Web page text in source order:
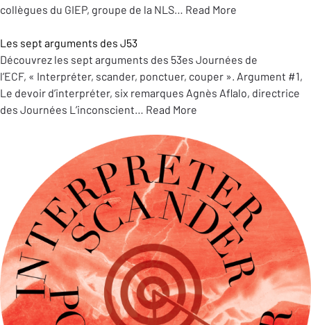
collègues du GIEP, groupe de la NLS… Read More
Les sept arguments des J53
Découvrez les sept arguments des 53es Journées de
l’ECF, « Interpréter, scander, ponctuer, couper ». Argument #1,
Le devoir d’interpréter, six remarques Agnès Aflalo, directrice
des Journées L’inconscient… Read More